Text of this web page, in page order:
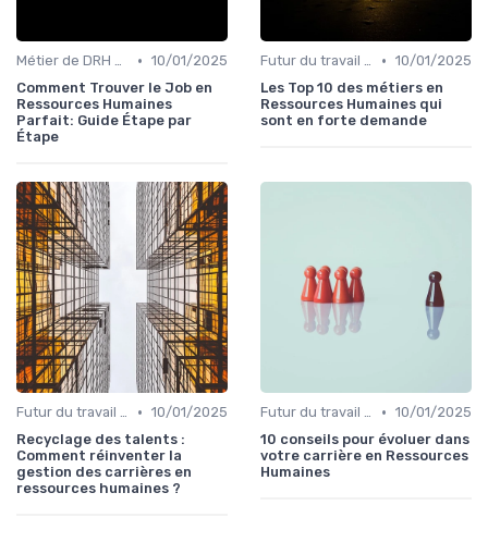
Métier de DRH & responsabilités • 10/01/2025
Comment Trouver le Job en
Ressources Humaines
Parfait: Guide Étape par
Étape
Futur du travail & tendances RH • 10/01/2025
Les Top 10 des métiers en
Ressources Humaines qui
sont en forte demande
Futur du travail & tendances RH • 10/01/2025
Recyclage des talents :
Comment réinventer la
gestion des carrières en
ressources humaines ?
Futur du travail & tendances RH • 10/01/2025
10 conseils pour évoluer dans
votre carrière en Ressources
Humaines